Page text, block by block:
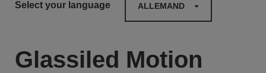
Select your language ALLEMAND
Glassiled Motion